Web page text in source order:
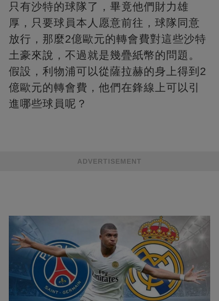
只有沙特的球隊了，畢竟他們財力雄
厚，只要球員本人愿意前往，球隊同意
放行，那麼2億歐元的轉會費對這些沙特
土豪來說，不過就是幾疊紙幣的問題。
假設，利物浦可以從薩拉赫的身上得到2
億歐元的轉會費，他們在鋒線上可以引
進哪些球員呢？
ADVERTISEMENT